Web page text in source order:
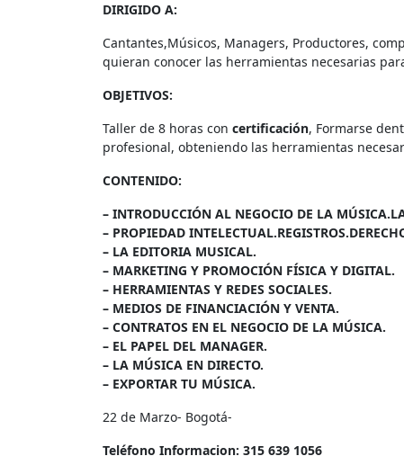
DIRIGIDO A:
Cantantes,Músicos, Managers, Productores,
quieran conocer las herramientas necesarias
OBJETIVOS:
Taller de 8 horas con certificación, Formarse
profesional, obteniendo las herramientas
CONTENIDO:
– INTRODUCCIÓN AL NEGOCIO DE LA
– PROPIEDAD
– LA EDITORIA MUSICAL.
– MARKETING Y PROMOCIÓN FÍSICA Y DIGITAL.
– HERRAMIENTAS Y REDES SOCIALES.
– MEDIOS DE FINANCIACIÓN Y VENTA.
– CONTRATOS EN EL NEGOCIO DE LA MÚSICA.
– EL PAPEL DEL MANAGER.
– LA MÚSICA EN DIRECTO.
– EXPORTAR TU MÚSICA.
22 de Marzo- Bogotá-
Teléfono Informacion: 315 639 1056